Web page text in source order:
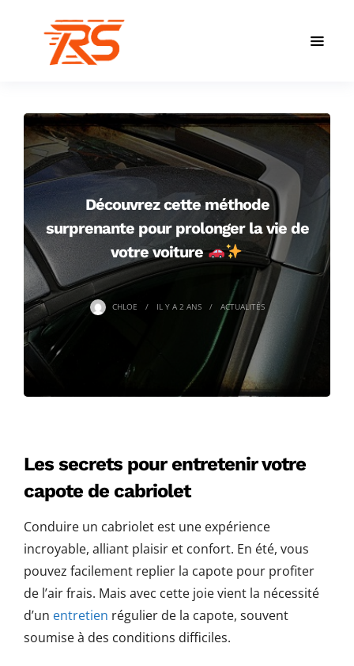
Découvrez cette méthode
surprenante pour prolonger la vie de
votre voiture
CHLOE IL Y A 2 ANS ACTUALITÉS
Les secrets pour entretenir votre
capote de cabriolet
Conduire un cabriolet est une expérience
incroyable, alliant plaisir et confort. En été, vous
pouvez facilement replier la capote pour profiter
de l’air frais. Mais avec cette joie vient la nécessité
d’un entretien régulier de la capote, souvent
soumise à des conditions difficiles.